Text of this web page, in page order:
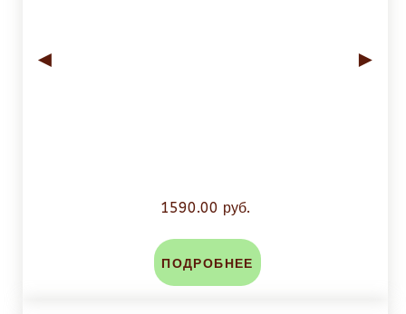
◄ ►
1590.00 руб.
ПОДРОБНЕЕ